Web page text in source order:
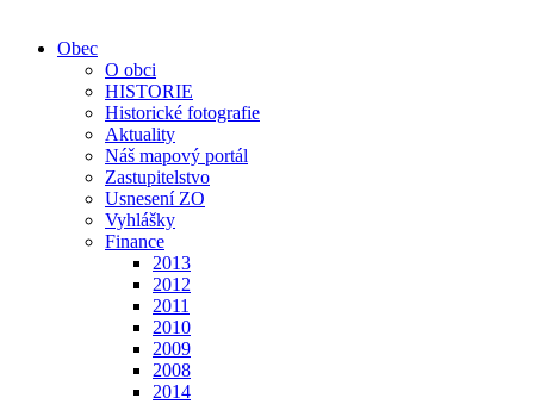
Obec
O obci
HISTORIE
Historické fotografie
Aktuality
Náš mapový portál
Zastupitelstvo
Usnesení ZO
Vyhlášky
Finance
2013
2012
2011
2010
2009
2008
2014